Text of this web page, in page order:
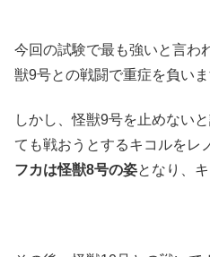
今回の試験で最も強いと言わ
獣9号との戦闘で重症を負いま
しかし、怪獣9号を止めない
ても戦おうとするキコルをレ
フカは怪獣8号の姿となり、